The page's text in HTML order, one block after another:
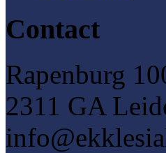
Contact
Rapenburg
2311 GA